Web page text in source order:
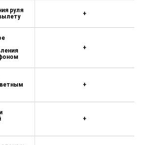
розетка 12В в
отделении
для сетки в багажном
экстренной помощи ЭРА
система (ABS)
тормозных усилий
руля
+
+
+
+